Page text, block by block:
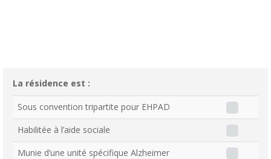
La résidence est :
Sous convention tripartite pour EHPAD
Habilitée à l’aide sociale
Munie d’une unité spécifique Alzheimer